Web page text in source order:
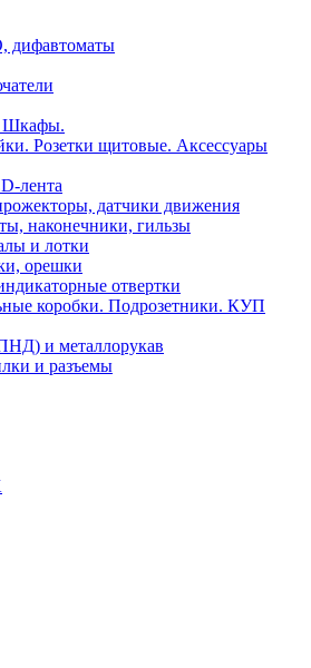
дифавтоматы
Шкафы.
Розетки щитовые. Аксессуары
лента
датчики движения
наконечники, гильзы
и лотки
орешки
отвертки
коробки. Подрозетники. КУП
и металлорукав
и разъемы